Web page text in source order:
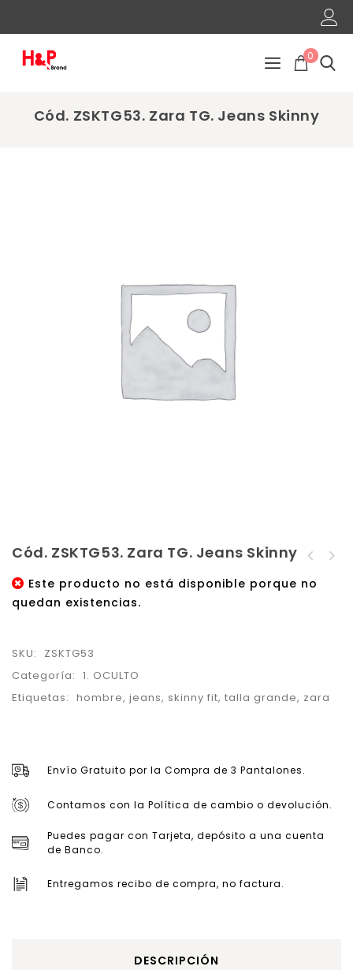
0
Cód. ZSKTG53. Zara TG. Jeans Skinny
Cód. ZSKTG53. Zara TG. Jeans Skinny
Este producto no está disponible porque no
quedan existencias.
SKU:
ZSKTG53
Categoría: 1. OCULTO
Etiquetas: hombre, jeans, skinny fit, talla grande, zara
Envío Gratuito por la Compra de 3 Pantalones.
Contamos con la Política de cambio o devolución.
Puedes pagar con Tarjeta, depósito a una cuenta
de Banco.
Entregamos recibo de compra, no factura.
DESCRIPCIÓN